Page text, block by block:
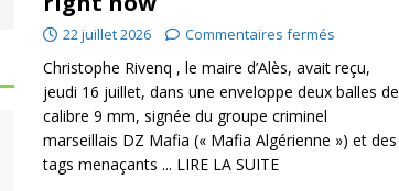
22 juillet 2026 Commentaires fermés
Christophe Rivenq , le maire d’Alès, avait reçu,
jeudi 16 juillet, dans une enveloppe deux balles de
calibre 9 mm, signée du groupe criminel
marseillais DZ Mafia (« Mafia Algérienne ») et des
tags menaçants ... LIRE LA SUITE